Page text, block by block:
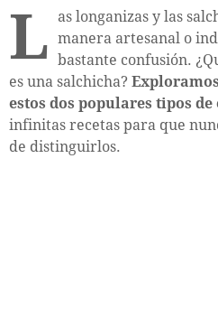
L as longanizas y las
manera artesanal o
bastante confusión.
es una salchicha?
estos dos populares tipos
infinitas recetas para que
de distinguirlos.